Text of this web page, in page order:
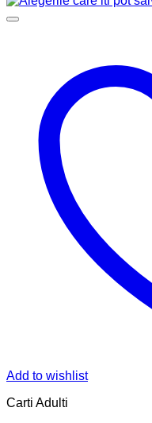
Add to wishlist
Carti Adulti